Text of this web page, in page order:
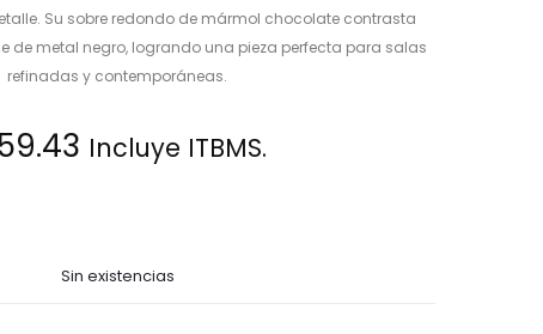
Su sobre redondo de mármol chocolate contrasta
de metal negro, logrando una pieza perfecta para salas
refinadas y contemporáneas.
Incluye ITBMS.
Sin existencias